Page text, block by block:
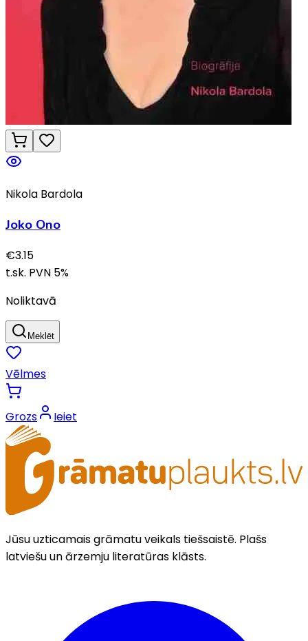
Nikola Bardola
Joko Ono
€3.15
t.sk. PVN 5%
Noliktavā
Meklēt
Vēlmes
Grozs Ieiet
Jūsu uzticamais grāmatu veikals tiešsaistē. Plašs
latviešu un ārzemju literatūras klāsts.